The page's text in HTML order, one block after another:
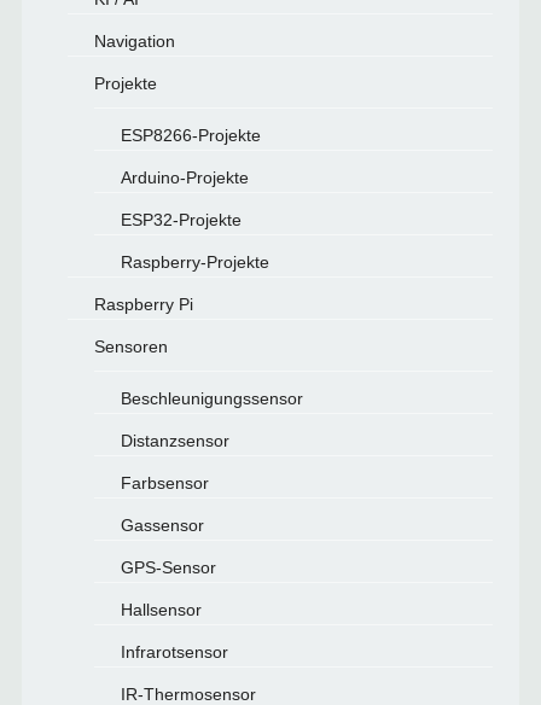
Navigation
Projekte
ESP8266-Projekte
Arduino-Projekte
ESP32-Projekte
Raspberry-Projekte
Raspberry Pi
Sensoren
Beschleunigungssensor
Distanzsensor
Farbsensor
Gassensor
GPS-Sensor
Hallsensor
Infrarotsensor
IR-Thermosensor